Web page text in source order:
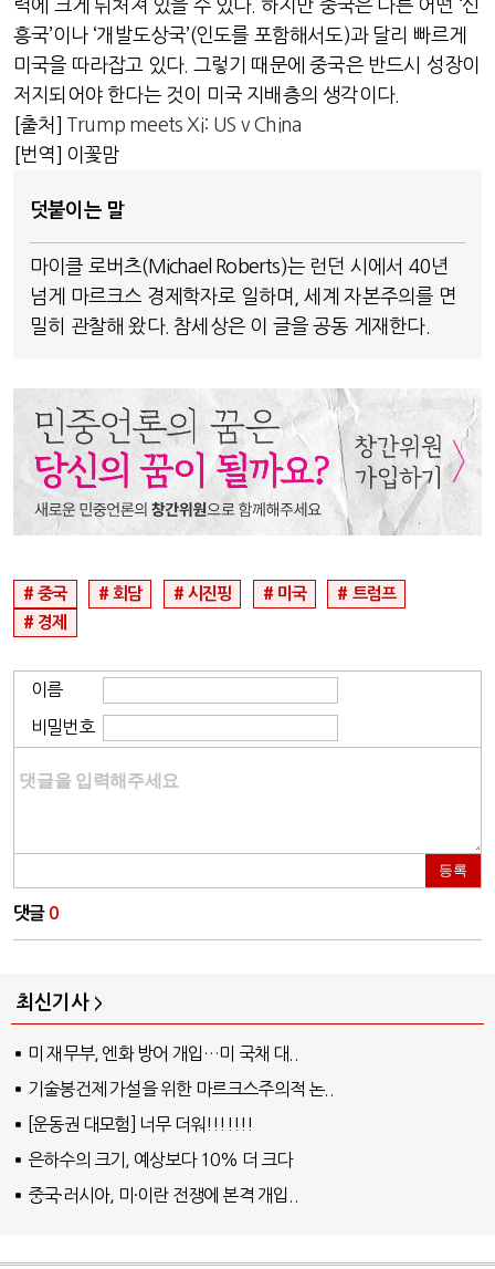
력에 크게 뒤처져 있을 수 있다. 하지만 중국은 다른 어떤 ‘신
흥국’이나 ‘개발도상국’(인도를 포함해서도)과 달리 빠르게
미국을 따라잡고 있다. 그렇기 때문에 중국은 반드시 성장이
저지되어야 한다는 것이 미국 지배층의 생각이다.
[출처 ] Trump meets Xi: US v China
[번역] 이꽃맘
덧붙이는 말
마이클 로버츠(Michael Roberts)는 런던 시에서 40년
넘게 마르크스 경제학자로 일하며, 세계 자본주의를 면
밀히 관찰해 왔다. 참세상은 이 글을 공동 게재한다.
중국 회담 시진핑 미국
트럼프
경제
이름
비밀번호
등록
댓글 0
최신기사
미 재무부, 엔화 방어 개입…미 국채 대..
기술봉건제 가설을 위한 마르크스주의적 논..
[운동권 대모험] 너무 더워!!!!!!!
은하수의 크기, 예상보다 10% 더 크다
중국·러시아, 미·이란 전쟁에 본격 개입..